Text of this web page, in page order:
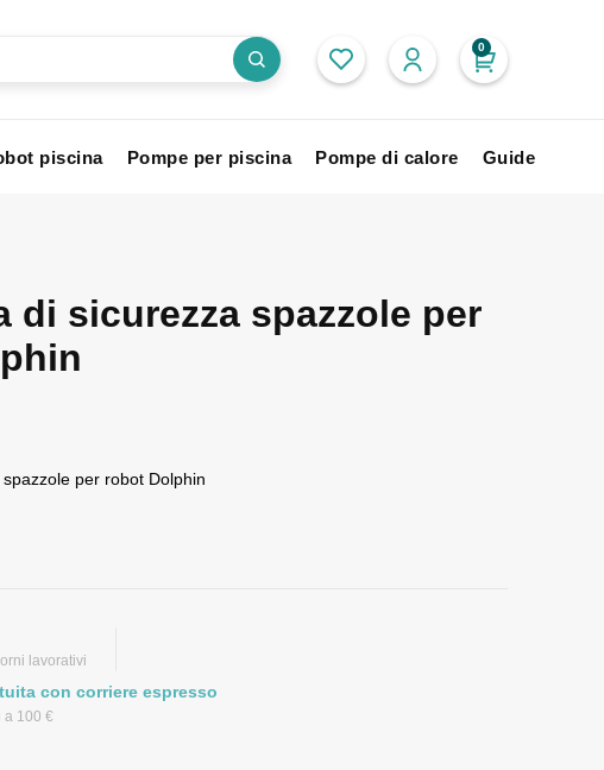
0
piscina Pompe per piscina Pompe di calore Guide
di sicurezza spazzole per
per robot Dolphin
lavorativi
con corriere espresso
a 100 €